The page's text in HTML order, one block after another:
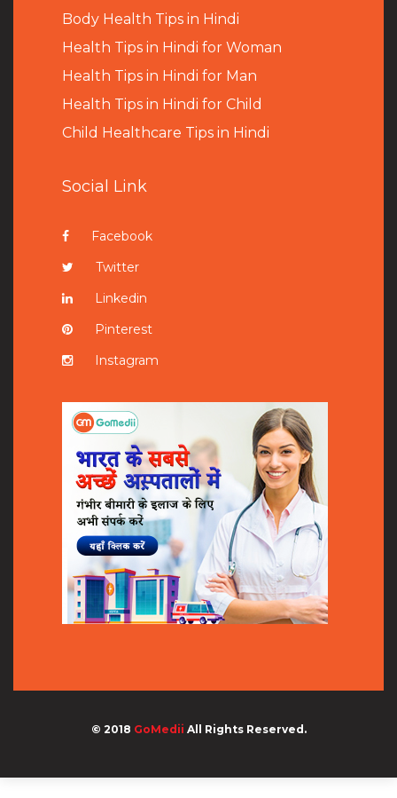
Body Health Tips in Hindi
Health Tips in Hindi for Woman
Health Tips in Hindi for Man
Health Tips in Hindi for Child
Child Healthcare Tips in Hindi
Social Link
Facebook
Twitter
Linkedin
Pinterest
Instagram
© 2018 GoMedii All Rights Reserved.